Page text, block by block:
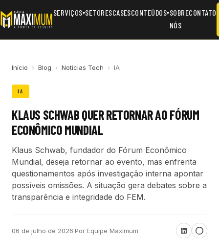
SERVIÇOS▾SETORESCASESCONTEÚDOS▾SOBRE
NÓS
CONTATO
Início › Blog › Notícias Tech › IA
IA
KLAUS SCHWAB QUER RETORNAR AO FÓRUM
ECONÔMICO MUNDIAL
Klaus Schwab, fundador do Fórum Econômico
Mundial, deseja retornar ao evento, mas enfrenta
questionamentos após investigação interna apontar
possíveis omissões. A situação gera debates sobre a
transparência e integridade do FEM.
06 de julho de 2026·Por Equipe Maximum